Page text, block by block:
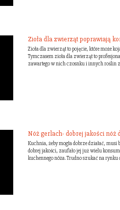
Zioła dla zwierząt poprawiają
Zioła dla zwierząt to pojęcie, które może
Tymczasem zioła dla zwierząt to
zawartego w nich czosnku i innych roślin
Nóż gerlach- dobrej jakości nóż
Kuchnia, żeby mogła dobrze działać,
dobrej jakości, zaufało jej już wielu
kuchennego nóża. Trudno szukać na